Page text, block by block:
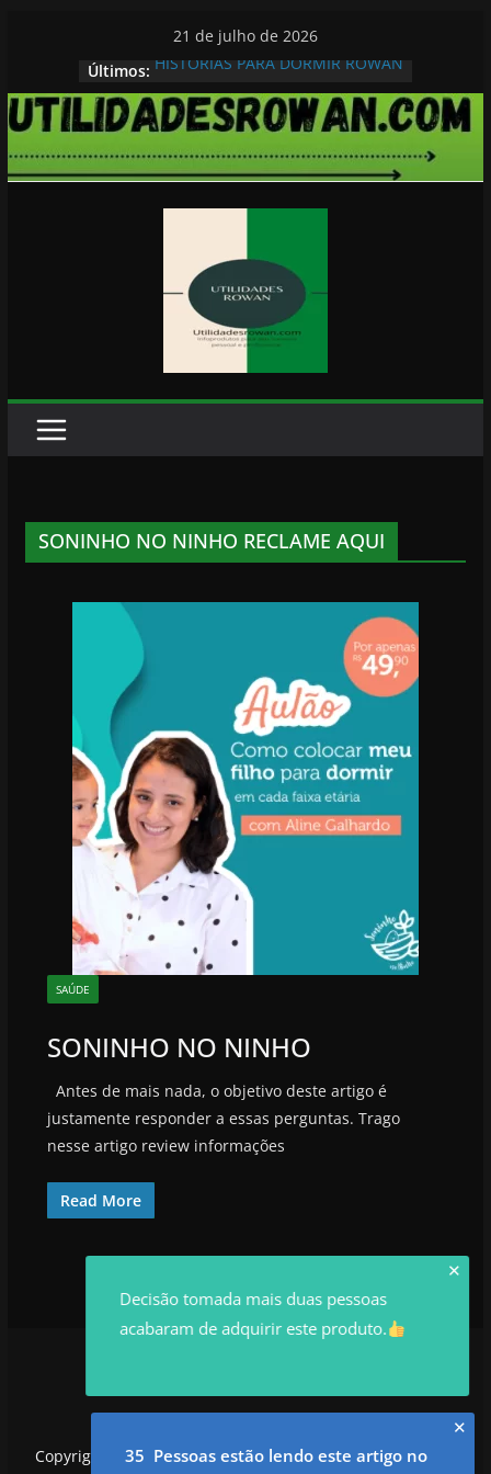
conteúdo
21 de julho de 2026
Últimos: HISTORIAS PARA DORMIR ROWAN
SONINHO NO NINHO RECLAME AQUI
SAÚDE
SONINHO NO NINHO
Antes de mais nada, o objetivo deste artigo é
justamente responder a essas perguntas. Trago
nesse artigo review informações
Read More
Copyright © 2026utilidadesrowan.com. Todos os direitos
✕
Decisão tomada mais duas pessoas
acabaram de adquirir este produto.
✕
35 Pessoas estão lendo este artigo no